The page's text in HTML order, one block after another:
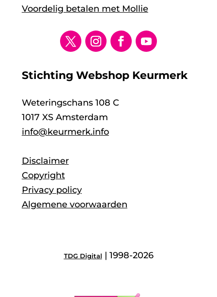
Voordelig betalen met Mollie
Stichting Webshop Keurmerk
Weteringschans 108 C
1017 XS Amsterdam
info@keurmerk.info
Disclaimer
Copyright
Privacy policy
Algemene voorwaarden
TDG Digital | 1998-2026